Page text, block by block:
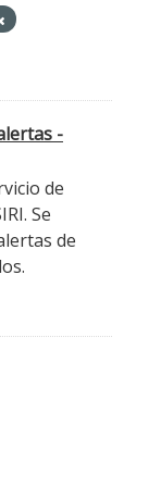
-
de
Se
de